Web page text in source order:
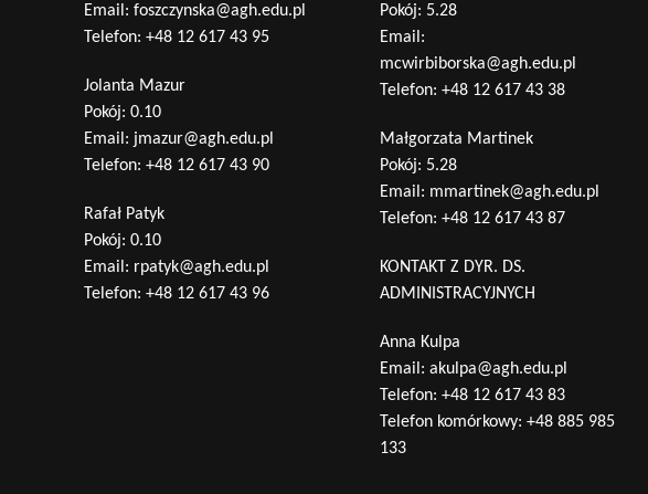
Email: foszczynska@agh.edu.pl
Telefon: +48 12 617 43 95
Jolanta Mazur
Pokój: 0.10
Email: jmazur@agh.edu.pl
Telefon: +48 12 617 43 90
Rafał Patyk
Pokój: 0.10
Email: rpatyk@agh.edu.pl
Telefon: +48 12 617 43 96
Pokój: 5.28
Email:
mcwirbiborska@agh.edu.pl
Telefon: +48 12 617 43 38
Małgorzata Martinek
Pokój: 5.28
Email: mmartinek@agh.edu.pl
Telefon: +48 12 617 43 87
KONTAKT Z DYR. DS.
ADMINISTRACYJNYCH
Anna Kulpa
Email: akulpa@agh.edu.pl
Telefon: +48 12 617 43 83
Telefon komórkowy: +48 885 985
133